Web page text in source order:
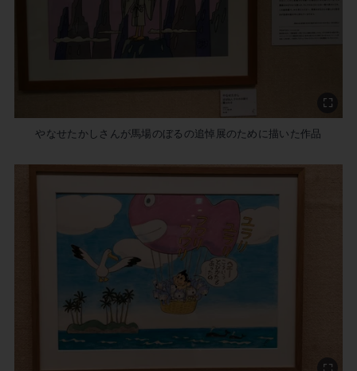
やなせたかしさんが馬場のぼるの追悼展のために描いた作品